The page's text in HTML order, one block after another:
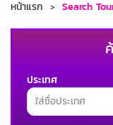
หน้าแรก Search
ประเทศ